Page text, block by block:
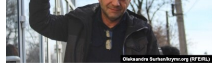
ВІДЕОУРОКИ «ELIFBE»
СВІДЧЕННЯ ОКУПАЦІЇ
УКРАЇНСЬКА ПРОБЛЕМА КРИМУ
ІНФОГРАФІКА
Русский
Qırımtatar
ДОЛУЧАЙСЯ!